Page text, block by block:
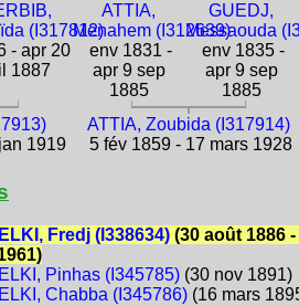
(I317812)
- apr 20
1887
ATTIA,
Menahem (I312639)
env 1831 -
apr 9 sep
1885
GUEDJ,
Messaouda
env 1835 -
apr 9 sep
1885
1919
ATTIA, Zoubida (I317914)
5 fév 1859 - 17 mars 1928
Fredj (I338634)(30 août 1886 -
Pinhas (I345785)(30 nov 1891)
Chabba (I345786)(16 mars